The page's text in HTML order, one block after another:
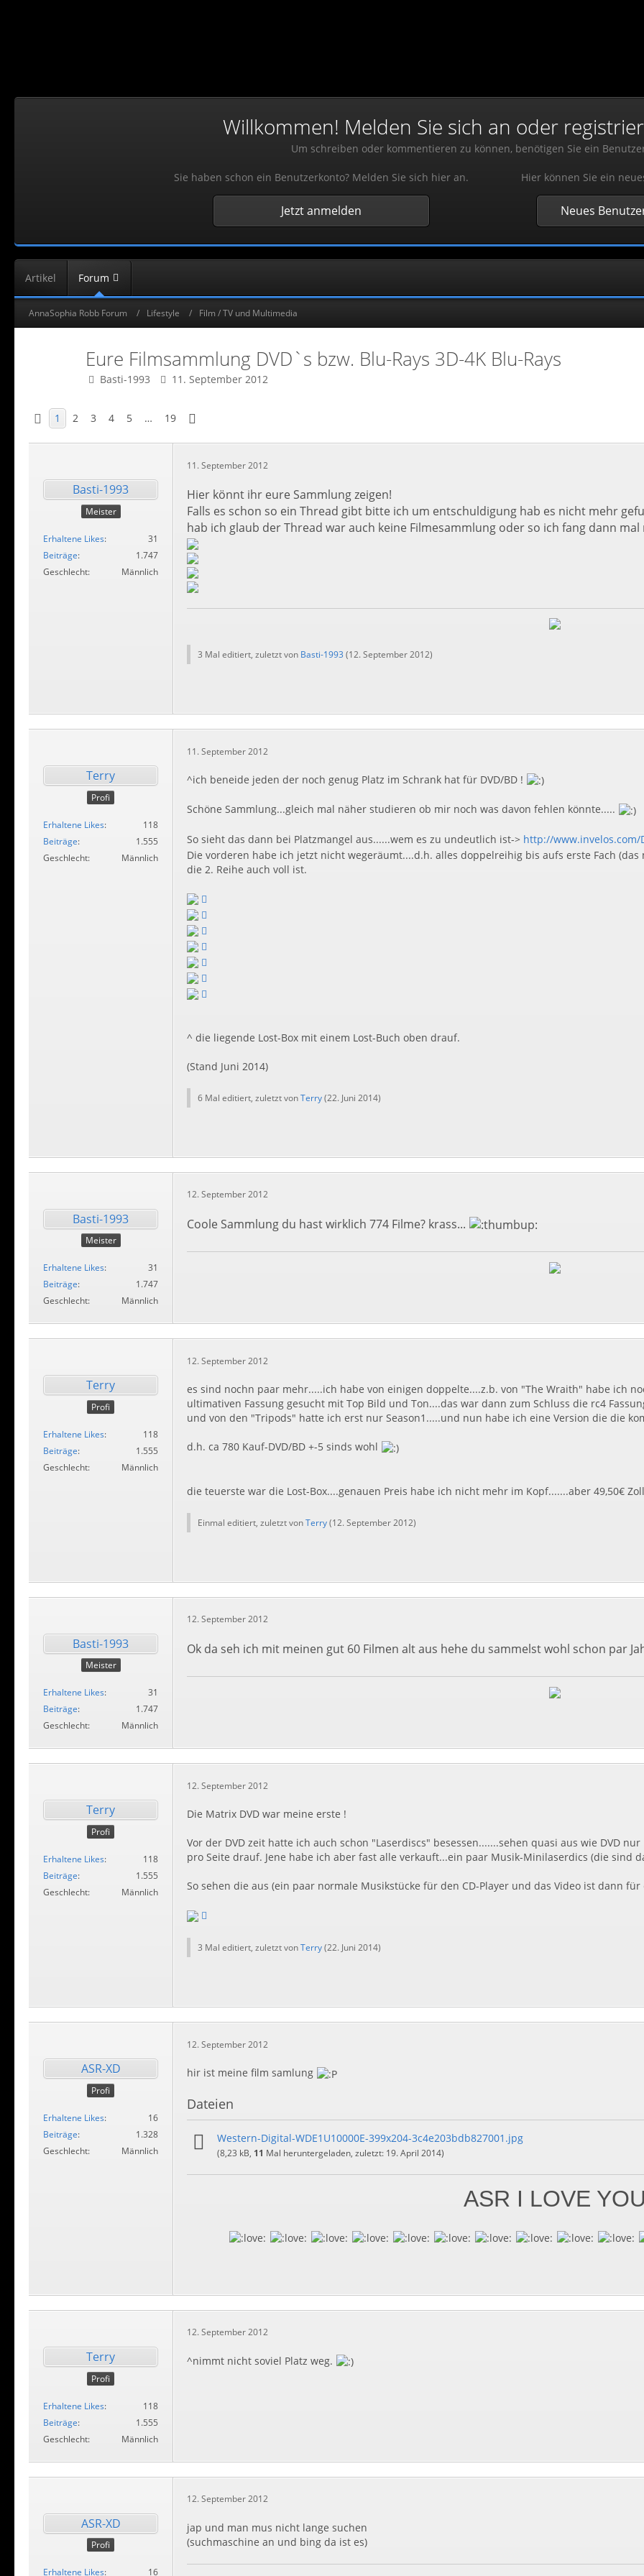
Willkommen! Melden Sie sich an oder
Um schreiben oder kommentieren zu können, benötigen Sie ein
Sie haben schon ein Benutzerkonto? Melden Sie sich hier an.
Jetzt anmelden
Hier können Sie ein
Neues
Artikel Forum
AnnaSophia Robb Forum Lifestyle Film / TV und Multimedia
Eure Filmsammlung DVD`s bzw. Blu-Rays 3D-4K Blu-Rays
Basti-1993 11. September 2012
1 2 3 4 5 … 19
Basti-1993
Meister
Erhaltene Likes
31
Beiträge
1.747
Geschlecht
Männlich
11. September 2012
Hier könnt ihr eure Sammlung zeigen!
Falls es schon so ein Thread gibt bitte ich um entschuldigung hab es nicht mehr
hab ich glaub der Thread war auch keine Filmesammlung oder so ich fang dann
3 Mal editiert, zuletzt von Basti-1993 (12. September 2012)
Terry
Profi
Erhaltene Likes
118
Beiträge
1.555
Geschlecht
Männlich
11. September 2012
^ich beneide jeden der noch genug Platz im Schrank hat für DVD/BD !
Schöne Sammlung...gleich mal näher studieren ob mir noch was davon fehlen könnte.....
So sieht das dann bei Platzmangel aus......wem es zu undeutlich ist-> http://www.invelos.com/
Die vorderen habe ich jetzt nicht wegeräumt....d.h. alles doppelreihig bis aufs erste Fach
die 2. Reihe auch voll ist.
^ die liegende Lost-Box mit einem Lost-Buch oben drauf.
(Stand Juni 2014)
6 Mal editiert, zuletzt vonTerry(22. Juni 2014)
Basti-1993
Meister
Erhaltene Likes
31
Beiträge
1.747
Geschlecht
Männlich
12. September 2012
Coole Sammlung du hast wirklich 774 Filme? krass...
Terry
Profi
Erhaltene Likes
118
Beiträge
1.555
Geschlecht
Männlich
12. September 2012
es sind nochn paar mehr.....ich habe von einigen doppelte....z.b. von "The Wraith" habe ich
ultimativen Fassung gesucht mit Top Bild und Ton....das war dann zum Schluss die rc4
und von den "Tripods" hatte ich erst nur Season1.....und nun habe ich eine Version die die
d.h. ca 780 Kauf-DVD/BD +-5 sinds wohl
die teuerste war die Lost-Box....genauen Preis habe ich nicht mehr im Kopf.......aber 49,50€
Einmal editiert, zuletzt vonTerry(12. September 2012)
Basti-1993
Meister
Erhaltene Likes
31
Beiträge
1.747
Geschlecht
Männlich
12. September 2012
Ok da seh ich mit meinen gut 60 Filmen alt aus hehe du sammelst wohl schon par
Terry
Profi
Erhaltene Likes
118
Beiträge
1.555
Geschlecht
Männlich
12. September 2012
Die Matrix DVD war meine erste !
Vor der DVD zeit hatte ich auch schon "Laserdiscs" besessen.......sehen quasi aus wie DVD
pro Seite drauf. Jene habe ich aber fast alle verkauft...ein paar Musik-Minilaserdics (die sind
So sehen die aus (ein paar normale Musikstücke für den CD-Player und das Video ist dann für
3 Mal editiert, zuletzt vonTerry(22. Juni 2014)
ASR-XD
Profi
Erhaltene Likes
16
Beiträge
1.328
Geschlecht
Männlich
12. September 2012
hir ist meine film samlung
Dateien
Western-Digital-WDE1U10000E-399x204-3c4e203bdb827001.jpg
(8,23 kB, 11 Mal heruntergeladen, zuletzt: 19. April 2014)
ASR I LOVE
Terry
Profi
Erhaltene Likes
118
Beiträge
1.555
Geschlecht
Männlich
12. September 2012
^nimmt nicht soviel Platz weg.
ASR-XD
Profi
Erhaltene Likes 16
12. September 2012
jap und man mus nicht lange suchen
(suchmaschine an und bing da ist es)